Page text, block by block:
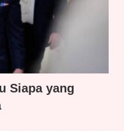
Siapa yang